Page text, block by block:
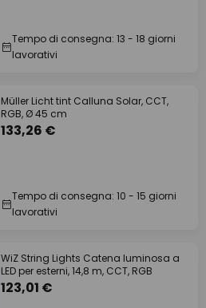
Tempo di consegna: 13 - 18 giorni
lavorativi
Müller Licht tint Calluna Solar, CCT,
RGB, Ø 45 cm
133,26 €
Tempo di consegna: 10 - 15 giorni
lavorativi
WiZ String Lights Catena luminosa a
LED per esterni, 14,8 m, CCT, RGB
123,01 €